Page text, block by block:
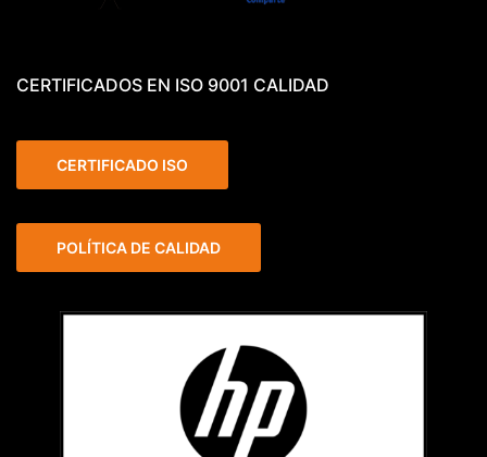
CERTIFICADOS EN ISO 9001 CALIDAD
CERTIFICADO ISO
POLÍTICA DE CALIDAD